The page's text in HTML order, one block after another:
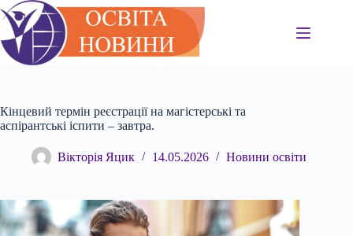
Перейти
до
вмісту
Кінцевий термін реєстрації на магістерські та
аспірантські іспити – завтра.
Вікторія Яцик 14.05.2026 Новини освіти